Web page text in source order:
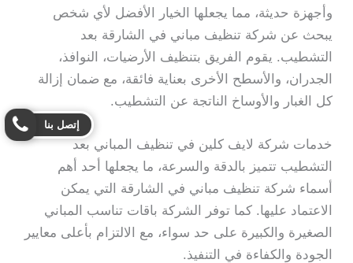
وأجهزة حديثة، مما يجعلها الخيار الأفضل لأي شخص
يبحث عن شركة تنظيف مباني في الشارقة بعد
التشطيب. يقوم الفريق بتنظيف الأرضيات، النوافذ،
الجدران، والأسطح الأخرى بعناية فائقة، مع ضمان إزالة
كل الغبار والأوساخ الناتجة عن التشطيب.
خدمات شركة لايف كلين في تنظيف المباني بعد
التشطيب تتميز بالدقة والسرعة، ما يجعلها أحد أهم
أسماء شركة تنظيف مباني في الشارقة التي يمكن
الاعتماد عليها. كما توفر الشركة باقات تناسب المباني
الصغيرة والكبيرة على حد سواء، مع الالتزام بأعلى معايير
الجودة والكفاءة في التنفيذ.
إتصل بنا